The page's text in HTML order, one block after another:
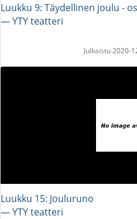
Luukku 9: Täydellinen joulu -
― YTY teatteri
Julkaistu 2020-
Luukku 15: Jouluruno
― YTY teatteri